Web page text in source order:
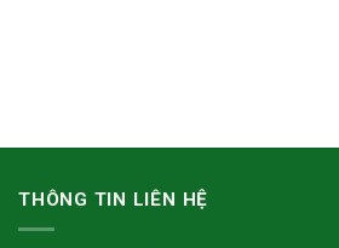
THÔNG TIN LIÊN HỆ